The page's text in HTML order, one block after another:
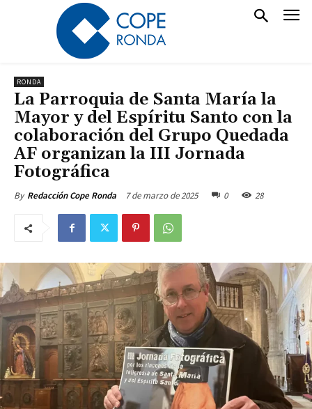
RONDA
La Parroquia de Santa María la
Mayor y del Espíritu Santo con la
colaboración del Grupo Quedada
AF organizan la III Jornada
Fotográfica
By Redacción Cope Ronda 7 de marzo de 2025 0 28